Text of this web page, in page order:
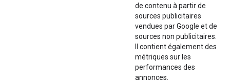
de contenu à partir de
sources publicitaires
vendues par Google et de
sources non publicitaires.
Il contient également des
métriques sur les
performances des
annonces.